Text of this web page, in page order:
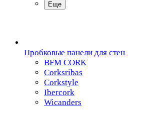
Еще
Пробковые панели для стен
BFM CORK
Corksribas
Corkstyle
Ibercork
Wicanders